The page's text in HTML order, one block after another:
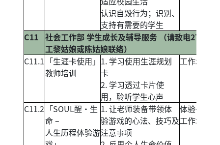
认识自毁行为；识别、
支持有需要的学生
C11 社会工作部 学生成长及辅导服务 （请致电
工黎姑娘或陈姑娘联络）
C11.1 「生涯卡使用」
教师培训
1. 学习使用生涯规划
卡
2. 学习透过卡片使
用，聆听学生心声
工作坊
C11.2 「SOUL醒‧生
命 –
人生历程体验游
1. 让老师装备带领体
验游戏的心法、技巧及
注意事项
体验+培训
工作坊